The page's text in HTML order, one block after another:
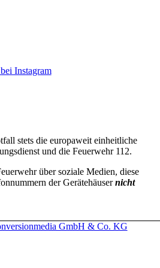
Instagram
stets die europaweit einheitliche
und die Feuerwehr 112.
über soziale Medien, diese
der Gerätehäusernicht
GmbH & Co. KG